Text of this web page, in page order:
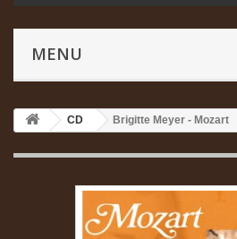
MENU
CD Brigitte Meyer - Mozart